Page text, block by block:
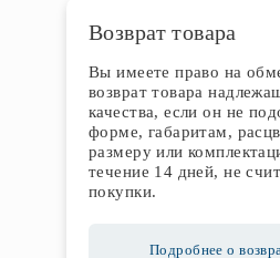
Возврат товара
Вы имеете право на
возврат товара
качества, если он не
форме, габаритам,
размеру или
течение 14 дней, не
покупки.
Подробнее о